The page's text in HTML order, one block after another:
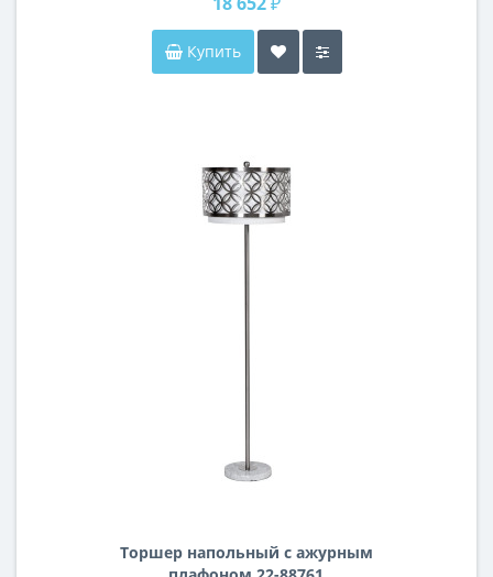
Купить
Торшер напольный с ажурным